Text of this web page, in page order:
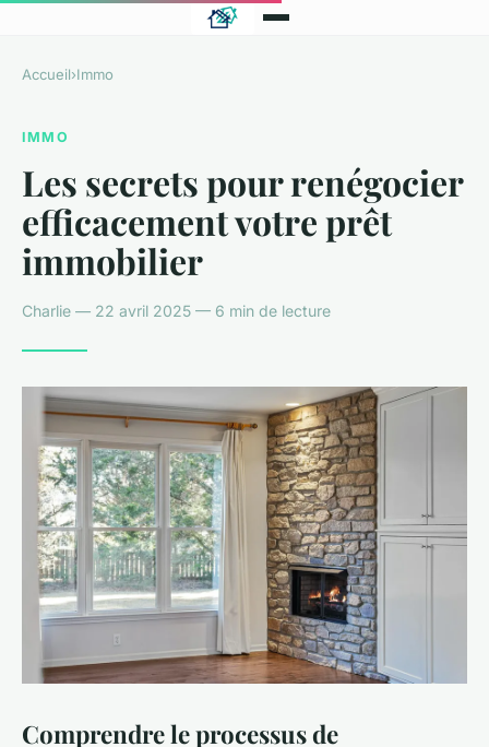
Accueil›Immo
IMMO
Les secrets pour renégocier
efficacement votre prêt
immobilier
Charlie — 22 avril 2025 — 6 min de lecture
Comprendre le processus de